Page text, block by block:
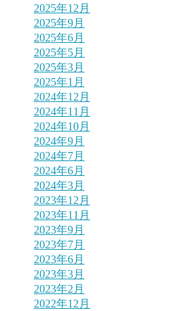
2025年12月
2025年9月
2025年6月
2025年5月
2025年3月
2025年1月
2024年12月
2024年11月
2024年10月
2024年9月
2024年7月
2024年6月
2024年3月
2023年12月
2023年11月
2023年9月
2023年7月
2023年6月
2023年3月
2023年2月
2022年12月